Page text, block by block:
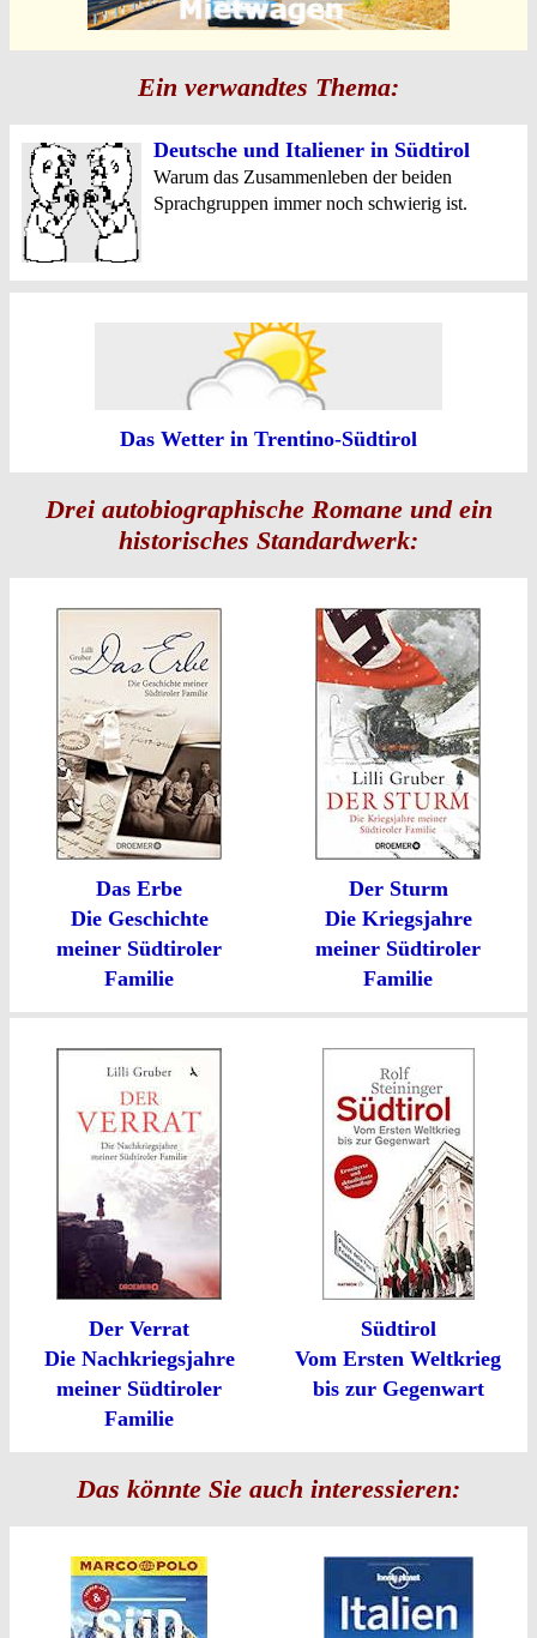
Ein verwandtes Thema:
Deutsche und Italiener in Südtirol
Warum das Zusammenleben der beiden
Sprachgruppen immer noch schwierig ist.
Das Wetter in Trentino-Südtirol
Drei autobiographische Romane und ein
historisches Standardwerk:
Das Erbe
Die Geschichte
meiner Südtiroler
Familie
Der Sturm
Die Kriegsjahre
meiner Südtiroler
Familie
Der Verrat
Die Nachkriegsjahre
meiner Südtiroler
Familie
Südtirol
Vom Ersten Weltkrieg
bis zur Gegenwart
Das könnte Sie auch interessieren: